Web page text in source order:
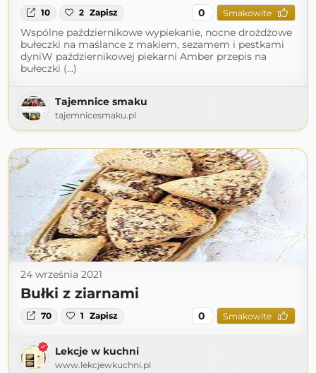
10 2 Zapisz 0 Smakowite
Wspólne październikowe wypiekanie, nocne drożdżowe
bułeczki na maślance z makiem, sezamem i pestkami
dyniW październikowej piekarni Amber przepis na
bułeczki (...)
Tajemnice smaku
tajemnicesmaku.pl
24 września 2021
Bułki z ziarnami
70 1 Zapisz 0 Smakowite
Lekcje w kuchni
www.lekcjewkuchni.pl